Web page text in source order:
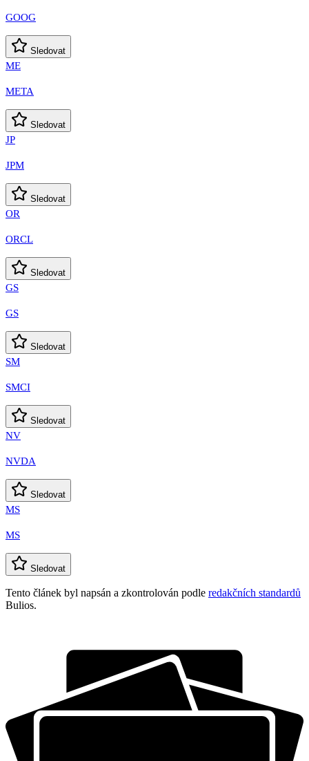
GOOG
Sledovat
ME
META
Sledovat
JP
JPM
Sledovat
OR
ORCL
Sledovat
GS
GS
Sledovat
SM
SMCI
Sledovat
NV
NVDA
Sledovat
MS
MS
Sledovat
Tento článek byl napsán a zkontrolován podle redakčních standardů
Bulios.